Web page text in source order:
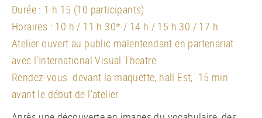
Durée : 1 h 15 (10 participants)
Horaires : 10 h / 11 h 30* / 14 h / 15 h 30 / 17 h
Atelier ouvert au public malentendant en partenariat
avec l’International Visual Theatre
Rendez-vous devant la maquette, hall Est, 15 min
avant le début de l’atelier